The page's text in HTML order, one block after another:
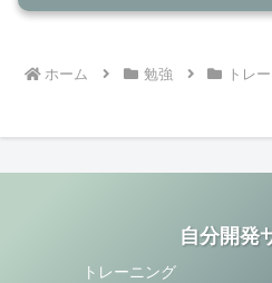
ホーム 勉強 トレ
自分開発
トレーニング